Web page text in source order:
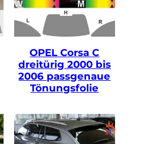
OPEL Corsa C
dreitürig 2000 bis
2006 passgenaue
Tönungsfolie